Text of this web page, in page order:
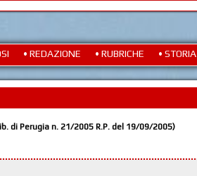
• REDAZIONE • RUBRICHE • STORIA
di Perugia n. 21/2005 R.P. del 19/09/2005)